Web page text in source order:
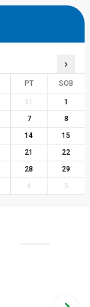
›
PT SOB
31
1
7
8
14
15
21
22
28
29
4 5